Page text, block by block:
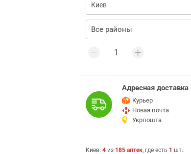
Адресная доставка
Курьер
Новая почта
Укрпошта
Киев: 4 из 185 аптек, где есть 1 шт.